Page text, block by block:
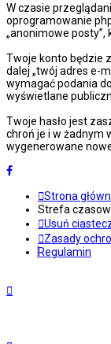
W czasie
oprogramowanie
„anonimowe posty”,
Twoje konto będzie
dalej „twój adres e-
wymagać podania
wyświetlane
Twoje hasło jest
chroń je i w żadnym
wygenerowane
Strona
Strefa
Usuń
Zasady
Regulamin